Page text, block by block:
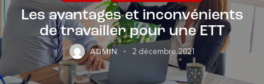
Les avantages et inconvénients
de travailler pour une ETT
ADMIN 2 décembre 2021